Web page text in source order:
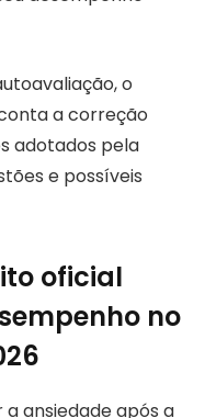
o
a correção
adotados pela
e possíveis
oficial
no
ansiedade após a